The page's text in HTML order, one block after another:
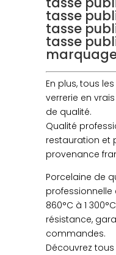
tasse
tasse
tasse
En plus, tous
verrerie en
de qualité.
Qualité
restauration et
provenance
Porcelaine de
860°C à 1
résistance,
commandes.
Découvrez